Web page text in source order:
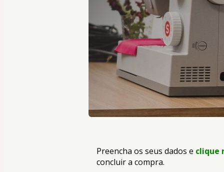
Preencha os seus dados e clique
concluir a compra.